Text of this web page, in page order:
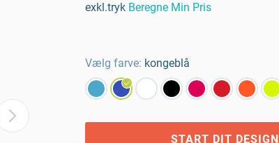
exkl.tryk Beregne Min Pris
Vælg farve: kongeblå
START DIT DESIGN